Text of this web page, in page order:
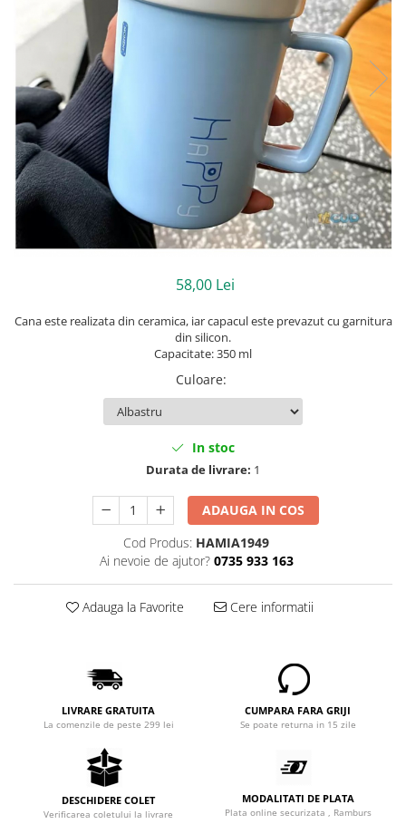
58,00 Lei
Cana este realizata din ceramica, iar capacul este prevazut cu garnitura
din silicon.
Capacitate: 350 ml
Culoare:
In stoc
Durata de livrare: 1
ADAUGA IN COS
Cod Produs: HAMIA1949
Ai nevoie de ajutor? 0735 933 163
Adauga la Favorite Cere informatii
LIVRARE GRATUITA
La comenzile de peste 299 lei
CUMPARA FARA GRIJI
Se poate returna in 15 zile
DESCHIDERE COLET
Verificarea coletului la livrare
MODALITATI DE PLATA
Plata online securizata , Ramburs